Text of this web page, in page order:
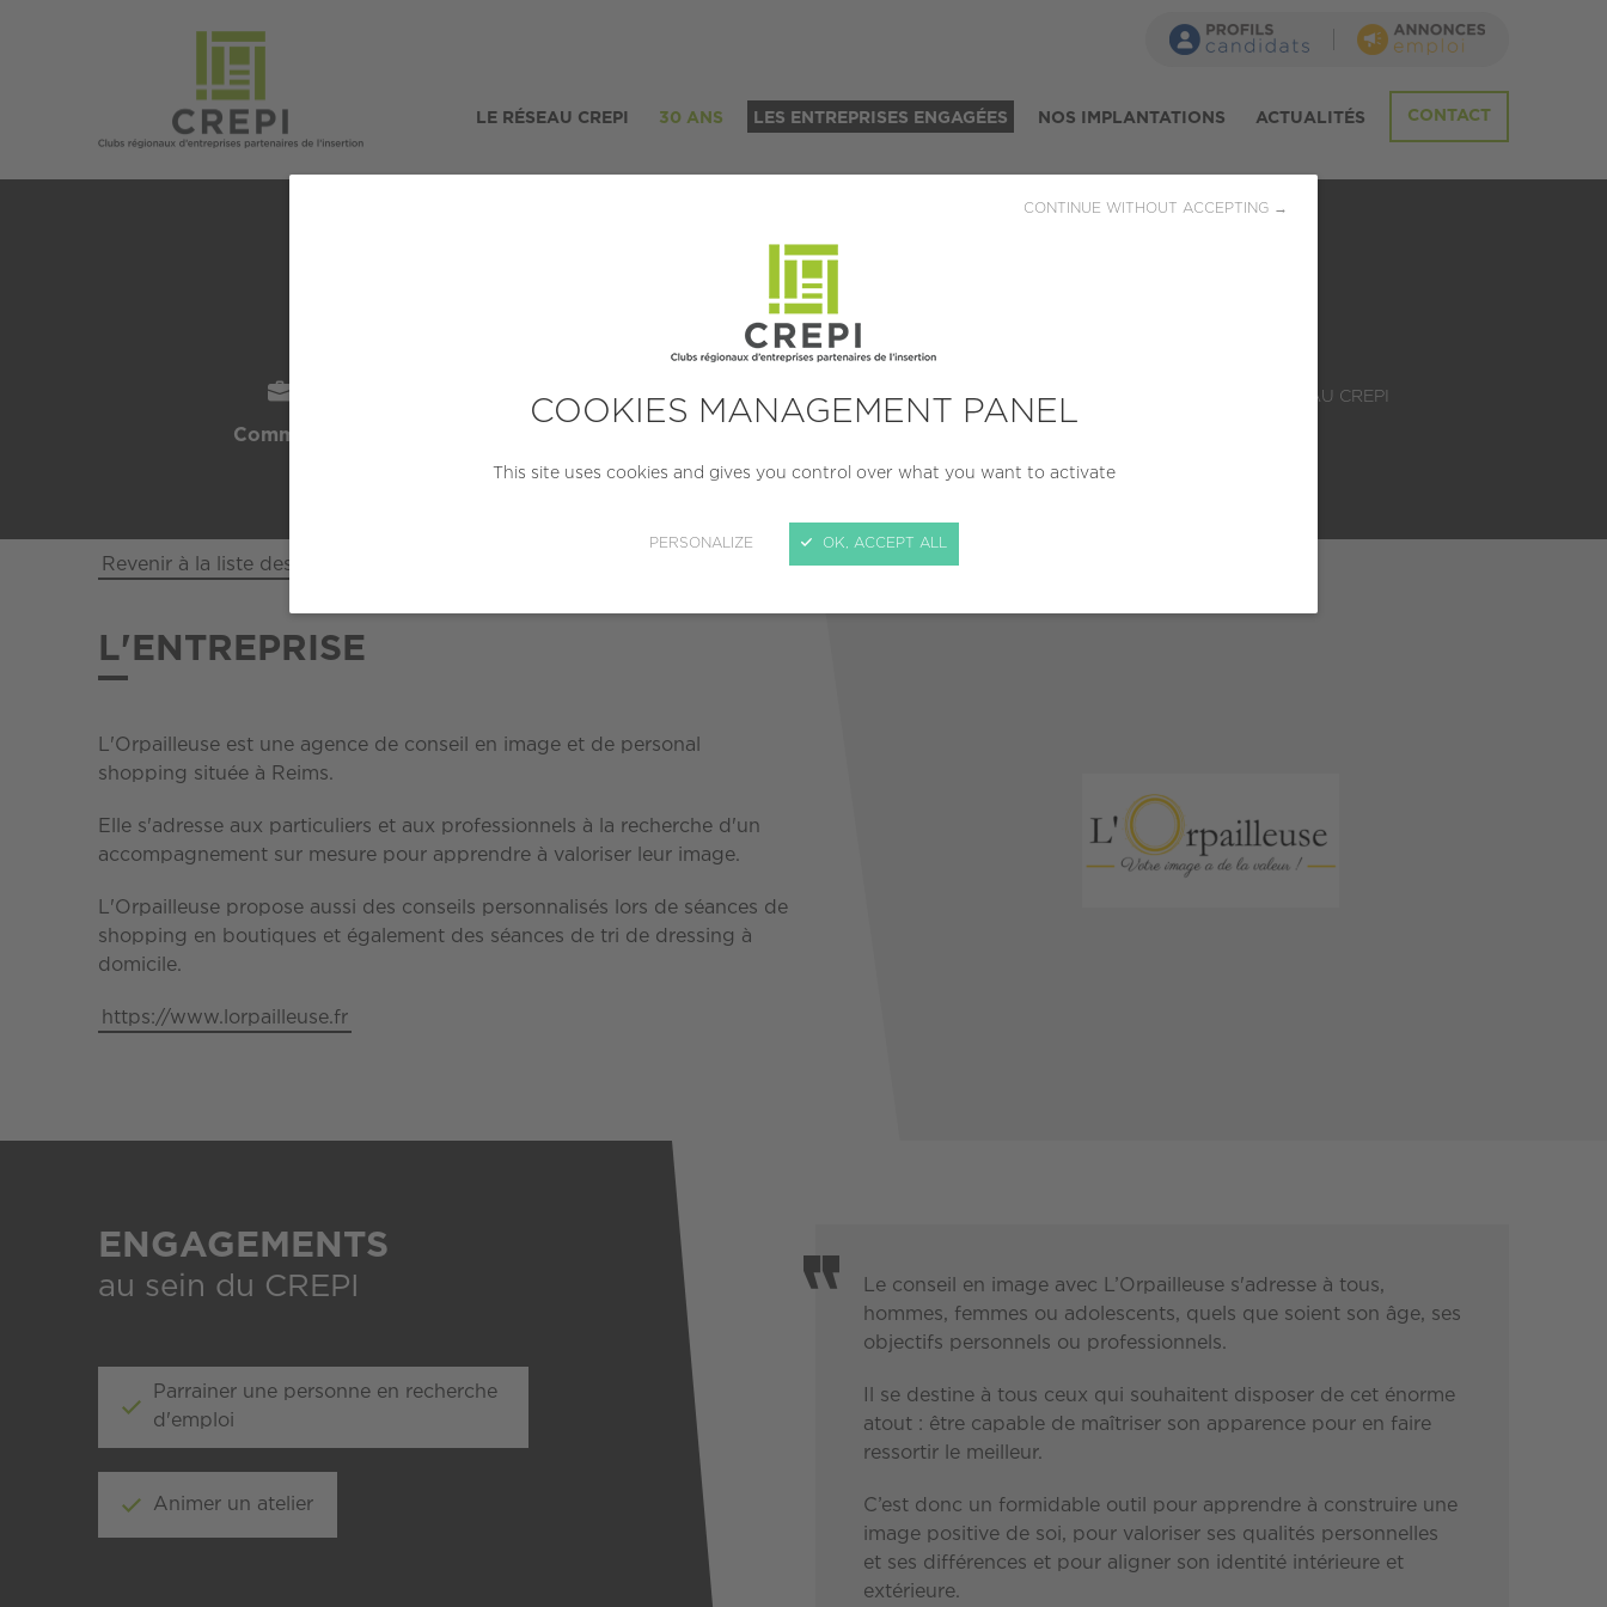
COOKIES MANAGEMENT PANEL
This site uses cookies and gives you control over what you want to activate
PERSONALIZE
CONTINUE WITHOUT ACCEPTING →
OK, ACCEPT ALL
LE RÉSEAU CREPI 30 ANS LES ENTREPRISES ENGAGÉES NOS IMPLANTATIONS ACTUALITÉS CONTACT
51 L'ORPAILLEUSE
Commerce / Vente
LOCALISATION CRÉATION TAILLE
salariés)
ADHÉSION AU CREPI
Revenir à la liste des entreprises
L'ENTREPRISE
L'Orpailleuse est une agence de conseil en image et de personal
shopping située à Reims.
Elle s'adresse aux particuliers et aux professionnels à la recherche d'un
accompagnement sur mesure pour apprendre à valoriser leur image.
L'Orpailleuse propose aussi des conseils personnalisés lors de séances de
shopping en boutiques et également des séances de tri de dressing à
domicile.
https://www.lorpailleuse.fr
ENGAGEMENTS
au sein du CREPI
Parrainer une personne en recherche
d'emploi
Animer un atelier
Le conseil en image avec L’Orpailleuse s'adresse à tous,
hommes, femmes ou adolescents, quels que soient son âge, ses
objectifs personnels ou professionnels.
Il se destine à tous ceux qui souhaitent disposer de cet énorme
atout : être capable de maîtriser son apparence pour en faire
ressortir le meilleur.
C’est donc un formidable outil pour apprendre à construire une
image positive de soi, pour valoriser ses qualités personnelles
et ses différences et pour aligner son identité intérieure et
extérieure.